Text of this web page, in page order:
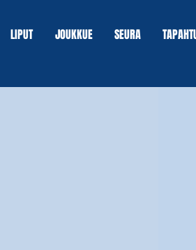
LIPUT JOUKKUE SEURA